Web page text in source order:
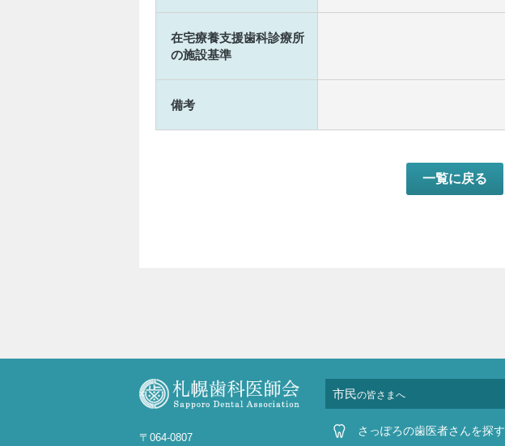
在宅療養支援歯科診療所
の施設基準
備考
一覧に戻る
〒064-0807
市民の皆さまへ
さっぽろの歯医者さんを探す